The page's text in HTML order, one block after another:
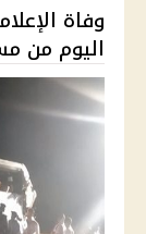
وفاة
اليوم من